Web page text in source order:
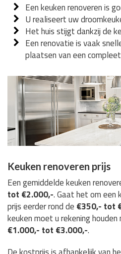
Een keuken renoveren is
U realiseert uw
Het huis stijgt dankzij de
Een renovatie is vaak
plaatsen van een
Keuken renoveren prijs
Een gemiddelde keuken
tot €2.000,-. Gaat het om een
prijs eerder rond de €350,- tot
keuken moet u rekening
€1.000,- tot €3.000,-.